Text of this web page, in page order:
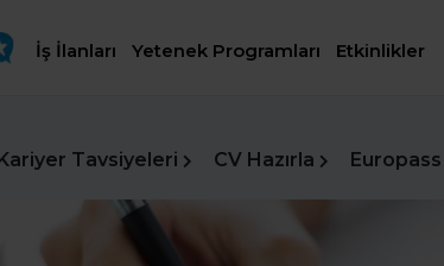
İş İlanları Yetenek Programları Etkinlikler
Tavsiyeleri CV Hazırla Europass